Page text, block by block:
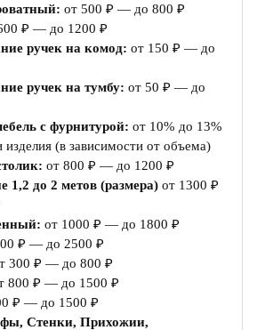
от 500 ₽ — до 800 ₽
₽ — до 1200 ₽
ручек на комод: от 150 ₽ — до
ручек на тумбу: от 50 ₽ — до
с фурнитурой: от 10% до 13%
изделия (в зависимости от объема)
от 800 ₽ — до 1200 ₽
1,2 до 2 метов (размера) от 1300 ₽
от 1000 ₽ — до 1800 ₽
₽ — до 2500 ₽
300 ₽ — до 800 ₽
800 ₽ — до 1500 ₽
₽ — до 1500 ₽
Стенки, Прихожии,